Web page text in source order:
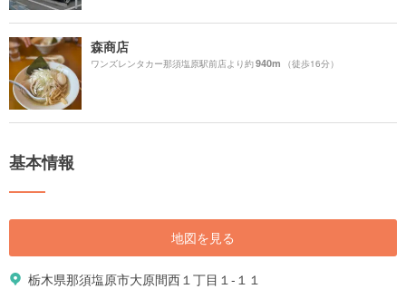
森商店
ワンズレンタカー那須塩原駅前店より約940m （徒歩16分）
基本情報
地図を見る
栃木県那須塩原市大原間西１丁目１-１１